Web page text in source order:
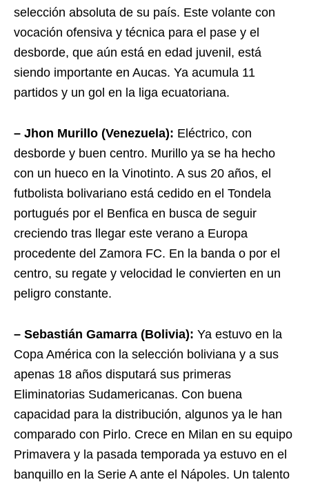
selección absoluta de su país. Este volante con
vocación ofensiva y técnica para el pase y el
desborde, que aún está en edad juvenil, está
siendo importante en Aucas. Ya acumula 11
partidos y un gol en la liga ecuatoriana.
– Jhon Murillo (Venezuela): Eléctrico, con
desborde y buen centro. Murillo ya se ha hecho
con un hueco en la Vinotinto. A sus 20 años, el
futbolista bolivariano está cedido en el Tondela
portugués por el Benfica en busca de seguir
creciendo tras llegar este verano a Europa
procedente del Zamora FC. En la banda o por el
centro, su regate y velocidad le convierten en un
peligro constante.
– Sebastián Gamarra (Bolivia): Ya estuvo en la
Copa América con la selección boliviana y a sus
apenas 18 años disputará sus primeras
Eliminatorias Sudamericanas. Con buena
capacidad para la distribución, algunos ya le han
comparado con Pirlo. Crece en Milan en su equipo
Primavera y la pasada temporada ya estuvo en el
banquillo en la Serie A ante el Nápoles. Un talento